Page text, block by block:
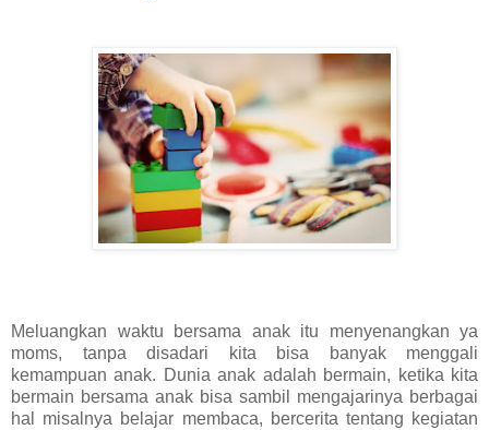
Meluangkan waktu bersama anak itu menyenangkan ya
moms, tanpa disadari kita bisa banyak menggali
kemampuan anak. Dunia anak adalah bermain, ketika kita
bermain bersama anak bisa sambil mengajarinya berbagai
hal misalnya belajar membaca, bercerita tentang kegiatan